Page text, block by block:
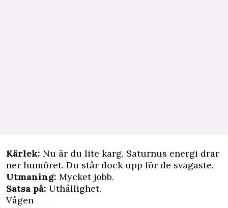
Kärlek: Nu är du lite karg, Saturnus energi drar
ner humöret. Du står dock upp för de svagaste.
Utmaning: Mycket jobb.
Satsa på: Uthållighet.
Vågen